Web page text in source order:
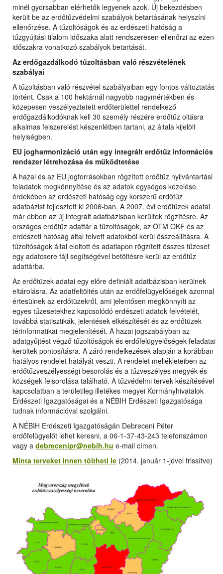
minél gyorsabban elérhetők legyenek azok. Új bekezdésben
került be az erdőtűzvédelmi szabályok betartásának helyszíni
ellenőrzése. A tűzoltóságok és az erdészeti hatóság a
tűzgyújtási tilalom időszaka alatt rendszeresen ellenőrzi az ezen
időszakra vonatkozó szabályok betartását.
Az erdőgazdálkodó tűzoltásban való részvételének
szabályai
A tűzoltásban való részvétel szabályaiban egy fontos változtatás
történt. Csak a 100 hektárnál nagyobb nagymértékben és
közepesen veszélyeztetett erdőterülettel rendelkező
erdőgazdálkodóknak kell 30 személy részére erdőtűz oltásra
alkalmas felszerelést készenlétben tartani, az általa kijelölt
helyiségben.
EU jogharmonizáció után egy integrált erdőtűz információs
rendszer létrehozása és működtetése
A hazai és az EU jogforrásokban rögzített erdőtűz nyilvántartási
feladatok megkönnyítése és az adatok egységes kezelése
érdekében az erdészeti hatóság egy korszerű erdőtűz
adatbázist fejlesztett ki 2006-ban. A 2007. évi erdőtüzek adatai
már ebben az új integrált adatbázisban kerültek rögzítésre. Az
országos erdőtűz adattár a tűzoltóságok, az ÖTM OKF és az
erdészeti hatóság által felvett adatokból kerül összeállításra. A
tűzoltóságok által eloltott és adatlapon rögzített összes tűzeset
egy adatcsere fájl segítségével betöltésre kerül az erdőtűz
adattárba.
Az erdőtüzek adatai egy előre definiált adatbázisban kerülnek
eltárolásra. Az adatfeltöltés után az erdőfelügyelőségek azonnal
értesülnek az erdőtüzekről, ami jelentősen megkönnyíti az
egyes tűzesetekhez kapcsolódó erdészeti adatok felvételét,
továbbá statisztikák, jelentések elkészítését és az erdőtüzek
térinformatikai megjelenítését. A hazai jogszabályban az
adatgyűjtést végző tűzoltóságok és erdőfelügyelőségek feladatai
kerültek pontosításra. A záró rendelkezések alapján a korábban
hatályos rendelet hatályát veszti. A rendelet mellékleteiben az
erdőtűzveszélyességi besorolás és a tűzveszélyes megyék és
községek felsorolása található. A tűzvédelmi tervek készítésével
kapcsolatban a területileg illetékes megyei Kormányhivatalok
Erdészeti Igazgatóságai és a NÉBIH Erdészeti Igazgatósága
tudnak információval szolgálni.
A NÉBIH Erdészeti Igazgatóságán Debreceni Péter
erdőfelügyelőt lehet keresni, a 06-1-37-43-243 telefonszámon
vagy a debrecenipr@nebih.hu e-mail címen.
Minta terveket innen töltheti le (2014. január 1-jével frissítve)